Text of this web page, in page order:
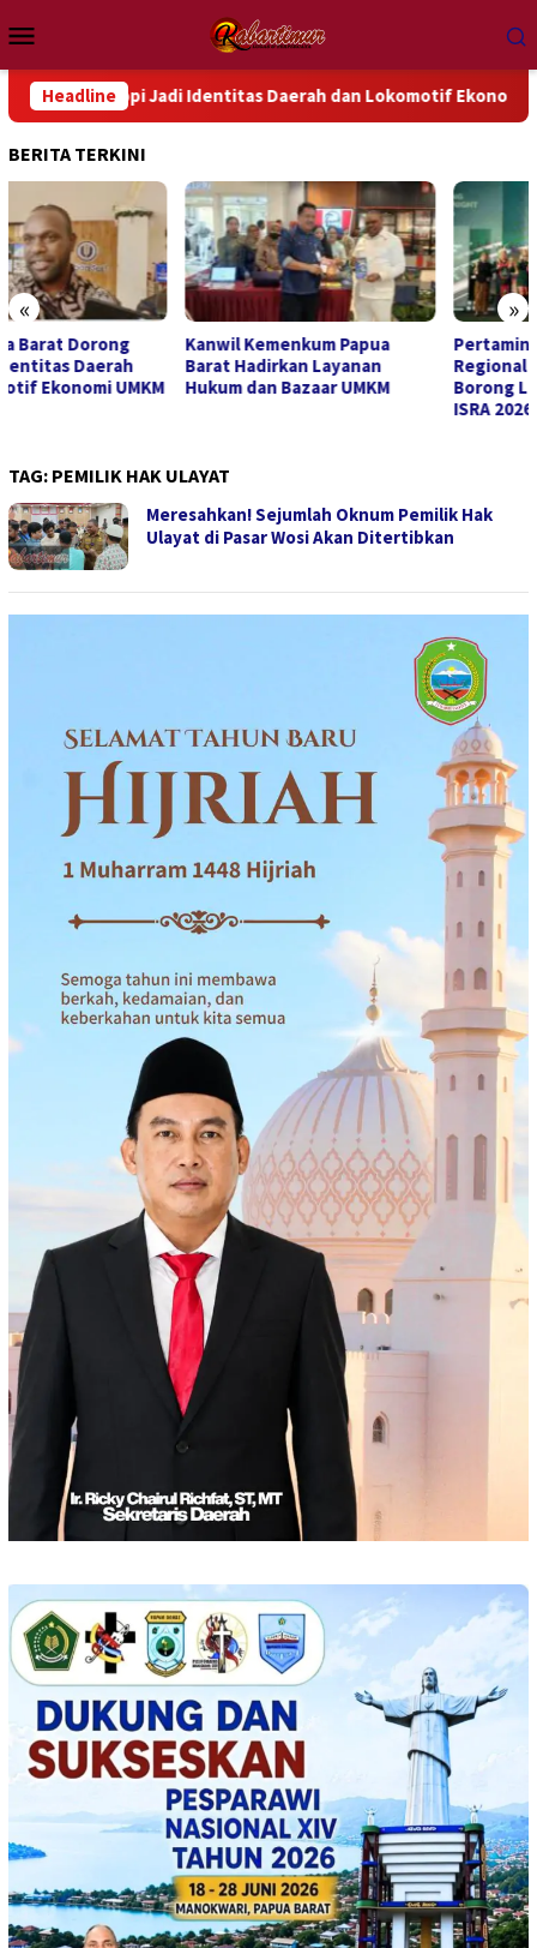
ke
kontenMobile
Headline
Kopi Jadi Identitas Daerah dan Lokomotif Ekonomi UMKM
BERITA TERKINI
« »
Kanwil Kemenkum Papua
Barat Hadirkan Layanan
Hukum dan Bazaar UMKM
Pertamina Patra Niaga
Regional Papua Maluku
Borong Lima Penghargaan
TAG: PEMILIK HAK ULAYAT
Meresahkan! Sejumlah Oknum Pemilik Hak
Ulayat di Pasar Wosi Akan Ditertibkan